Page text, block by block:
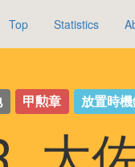
Top Statistics
甲勲章 放置時